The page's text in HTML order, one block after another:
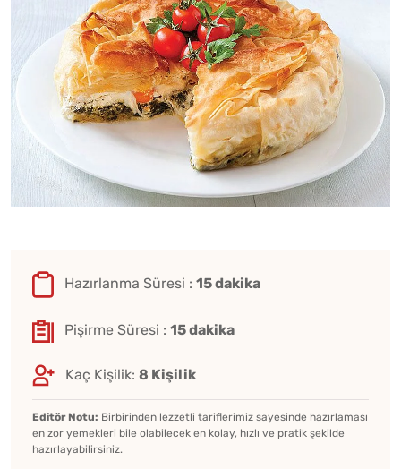
Hazırlanma Süresi : 15 dakika
Pişirme Süresi : 15 dakika
Kaç Kişilik: 8 Kişilik
Editör Notu: Birbirinden lezzetli tariflerimiz sayesinde hazırlaması
en zor yemekleri bile olabilecek en kolay, hızlı ve pratik şekilde
hazırlayabilirsiniz.